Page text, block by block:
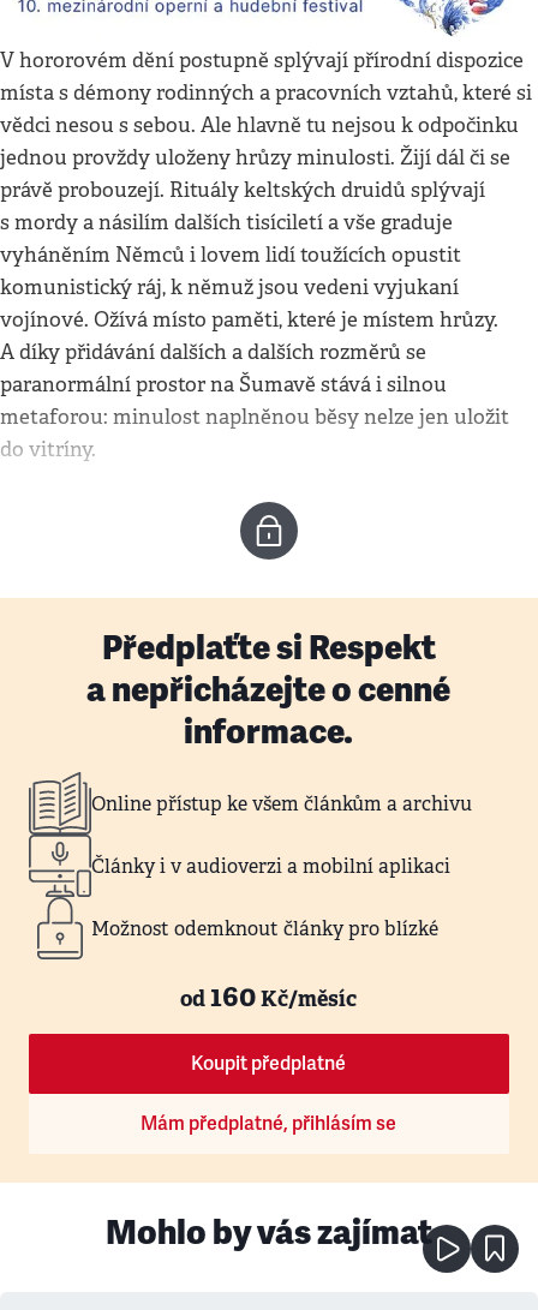
V hororovém dění postupně splývají přírodní dispozice
místa s démony rodinných a pracovních vztahů, které si
vědci nesou s sebou. Ale hlavně tu nejsou k odpočinku
jednou provždy uloženy hrůzy minulosti. Žijí dál či se
právě probouzejí. Rituály keltských druidů splývají
s mordy a násilím dalších tisíciletí a vše graduje
vyháněním Němců i lovem lidí toužících opustit
komunistický ráj, k němuž jsou vedeni vyjukaní
vojínové. Ožívá místo paměti, které je místem hrůzy.
A díky přidávání dalších a dalších rozměrů se
paranormální prostor na Šumavě stává i silnou
metaforou: minulost naplněnou běsy nelze jen uložit
do vitríny.
Předplaťte si Respekt
a nepřicházejte o cenné
informace.
Online přístup ke všem článkům a archivu
Články i v audioverzi a mobilní aplikaci
Možnost odemknout články pro blízké
od160Kč/měsíc
Koupit předplatné
Mám předplatné, přihlásím se
Mohlo by vás zajímat